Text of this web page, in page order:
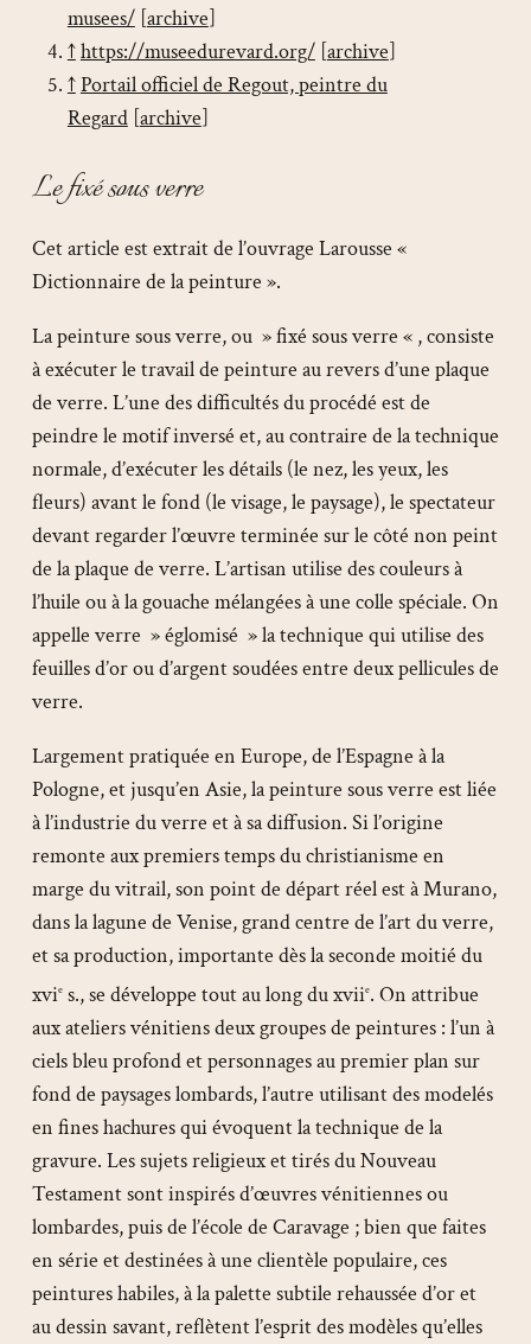
musees/[archive]
↑https://museedurevard.org/[archive]
↑Portail officiel de Regout, peintre du
Regard[archive]
Le fixé sous verre
Cet article est extrait de l’ouvrage Larousse «
Dictionnaire de la peinture ».
La peinture sous verre, ou » fixé sous verre « , consiste
à exécuter le travail de peinture au revers d’une plaque
de verre. L’une des difficultés du procédé est de
peindre le motif inversé et, au contraire de la technique
normale, d’exécuter les détails (le nez, les yeux, les
fleurs) avant le fond (le visage, le paysage), le spectateur
devant regarder l’œuvre terminée sur le côté non peint
de la plaque de verre. L’artisan utilise des couleurs à
l’huile ou à la gouache mélangées à une colle spéciale. On
appelle verre » églomisé » la technique qui utilise des
feuilles d’or ou d’argent soudées entre deux pellicules de
verre.
Largement pratiquée en Europe, de l’Espagne à la
Pologne, et jusqu’en Asie, la peinture sous verre est liée
à l’industrie du verre et à sa diffusion. Si l’origine
remonte aux premiers temps du christianisme en
marge du vitrail, son point de départ réel est à Murano,
dans la lagune de Venise, grand centre de l’art du verre,
et sa production, importante dès la seconde moitié du
xvies., se développe tout au long du xviie. On attribue
aux ateliers vénitiens deux groupes de peintures : l’un à
ciels bleu profond et personnages au premier plan sur
fond de paysages lombards, l’autre utilisant des modelés
en fines hachures qui évoquent la technique de la
gravure. Les sujets religieux et tirés du Nouveau
Testament sont inspirés d’œuvres vénitiennes ou
lombardes, puis de l’école de Caravage ; bien que faites
en série et destinées à une clientèle populaire, ces
peintures habiles, à la palette subtile rehaussée d’or et
au dessin savant, reflètent l’esprit des modèles qu’elles